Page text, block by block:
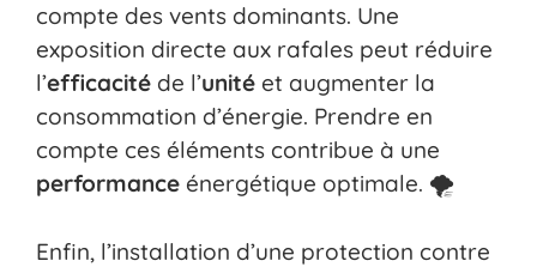
compte des vents dominants. Une
exposition directe aux rafales peut réduire
l’efficacité de l’unité et augmenter la
consommation d’énergie. Prendre en
compte ces éléments contribue à une
performance énergétique optimale. 🌪️
Enfin, l’installation d’une protection contre